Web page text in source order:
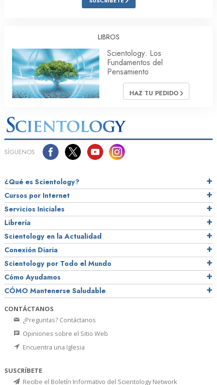
LIBROS
Scientology: Los
Fundamentos del
Pensamiento
HAZ TU PEDIDO
SÍGUENOS
¿Qué es Scientology?
Cursos por Internet
Servicios Iniciales
Librería
Scientology en la Actualidad
Conexión Diaria
Scientology por Todo el Mundo
Cómo Ayudamos
CÓMO Mantenerse Saludable
CONTÁCTANOS
¿Preguntas? Contáctanos
Opiniones sobre el Sitio Web
Encuentra una Iglesia
SUSCRÍBETE
Recibe el Boletín Informativo del Scientology Network